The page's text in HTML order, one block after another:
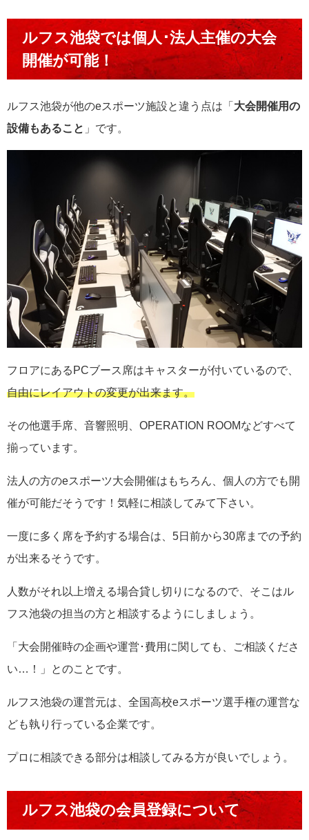
ルフス池袋では個人･法人主催の大会
開催が可能！
ルフス池袋が他のeスポーツ施設と違う点は「 大会開催用の
設備もあること 」です。
フロアにあるPCブース席はキャスターが付いているので、
自由にレイアウトの変更が出来ます。
その他選手席、音響照明、OPERATION ROOMなどすべて
揃っています。
法人の方のeスポーツ大会開催はもちろん、個人の方でも開
催が可能だそうです！気軽に相談してみて下さい。
一度に多く席を予約する場合は、5日前から30席までの予約
が出来るそうです。
人数がそれ以上増える場合貸し切りになるので、そこはル
フス池袋の担当の方と相談するようにしましょう。
「大会開催時の企画や運営･費用に関しても、ご相談くださ
い…！」とのことです。
ルフス池袋の運営元は、全国高校eスポーツ選手権の運営な
ども執り行っている企業です。
プロに相談できる部分は相談してみる方が良いでしょう。
ルフス池袋の会員登録について